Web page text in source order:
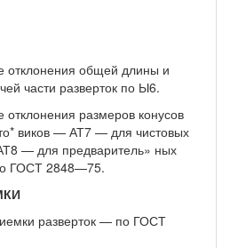
отклонения общей длины и
части разверток по Ы6.
размеров конусов
виков — АТ7 — для чистовых
— для предваритель» ных
ГОСТ 2848—75.
разверток — по ГОСТ